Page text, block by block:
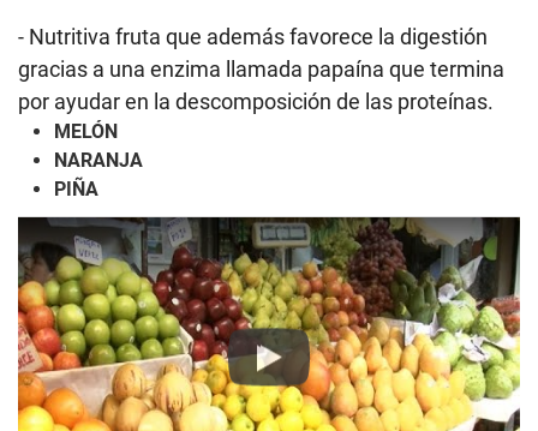
- Nutritiva fruta que además favorece la digestión
gracias a una enzima llamada papaína que termina
por ayudar en la descomposición de las proteínas.
MELÓN
NARANJA
PIÑA
Play